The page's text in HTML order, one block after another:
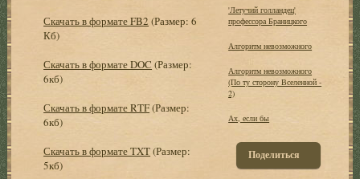
Скачать в формате FB2 (Размер: 6
Кб)
Скачать в формате DOC (Размер:
6кб)
Скачать в формате RTF(Размер:
6кб)
Скачать в формате TXT(Размер:
5кб)
'Летучий голландец'
профессора Браницкого
Алгоритм невозможного
Алгоритм невозможного
(По ту сторону Вселенной -
2)
Ах, если бы
Поделиться